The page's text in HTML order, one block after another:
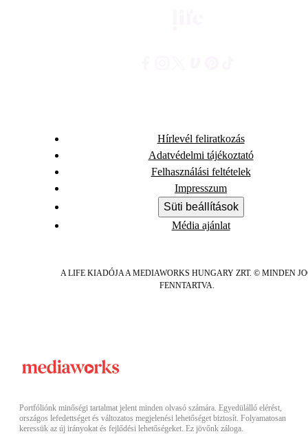
Hírlevél feliratkozás
Adatvédelmi tájékoztató
Felhasználási feltételek
Impresszum
Süti beállítások
Média ajánlat
A LIFE KIADÓJA A MEDIAWORKS HUNGARY ZRT. © MINDEN
FENNTARTVA.
Portfóliónk minőségi tartalmat jelent minden olvasó számára. Egyedülálló elérést,
országos lefedettséget és változatos megjelenési lehetőséget biztosít. Folyamatosan
keressük az új irányokat és fejlődési lehetőségeket. Ez jövőnk záloga.